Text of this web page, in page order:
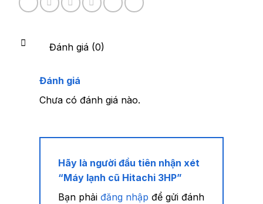
Đánh giá (0)
Đánh giá
Chưa có đánh giá nào.
Hãy là người đầu tiên nhận xét
“Máy lạnh cũ Hitachi 3HP”
Bạn phải đăng nhập để gửi đánh